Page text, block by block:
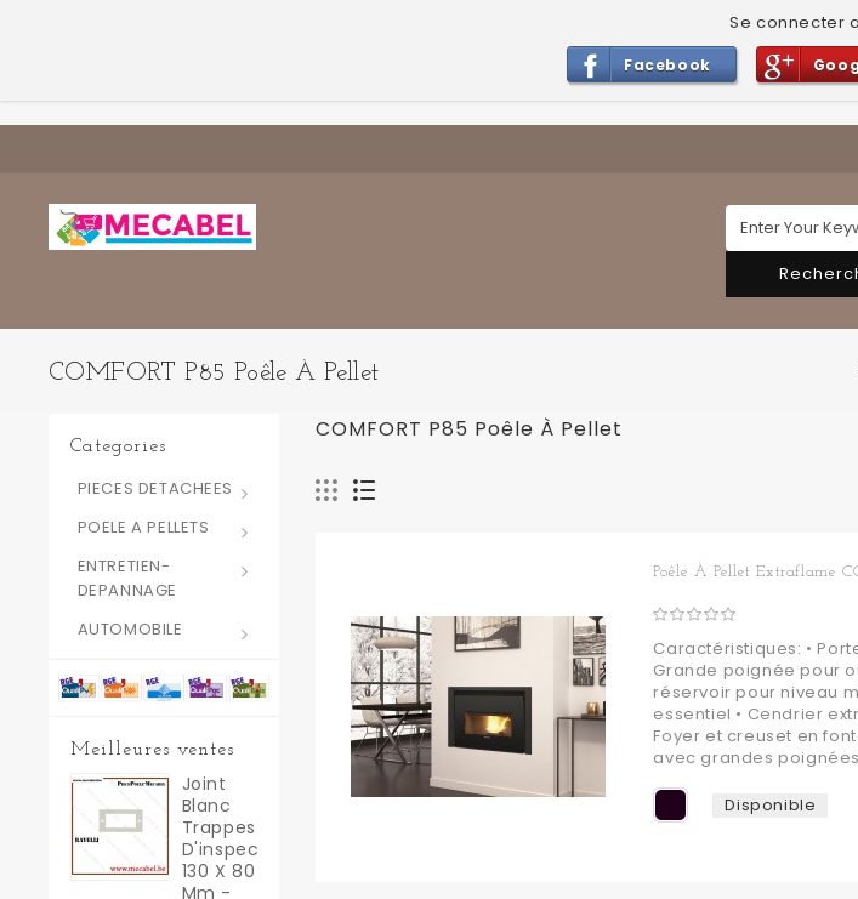
Se connecter
Facebook
COMFORT P85 Poêle À Pellet
Categories
PIECES DETACHEES
POELE A PELLETS
ENTRETIEN-
DEPANNAGE
AUTOMOBILE
Meilleures ventes
Joint
Blanc
Trappes
D'inspection
130 X 80
Mm -
COMFORT P85 Poêle À Pellet
Poêle À Pellet Extraflame
Caractéristiques: •
Grande poignée pour
réservoir pour niveau
essentiel • Cendrier
Foyer et creuset en
avec grandes
Disponible